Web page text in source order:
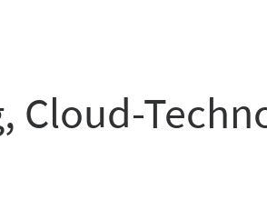
Cloud-